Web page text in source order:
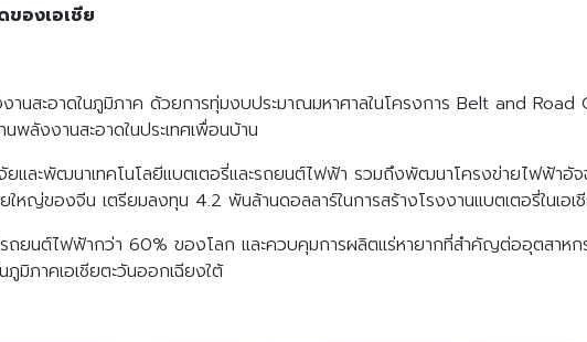
องเอเชีย
านสะอาดในภูมิภาค ด้วยการทุ่มงบประมาณมหาศาลในโครงการ Belt and
ลังงานสะอาดในประเทศเพื่อนบ้าน
และพัฒนาเทคโนโลยีแบตเตอรี่และรถยนต์ไฟฟ้า รวมถึงพัฒนาโครงข่ายไฟฟ้าอัจฉ
ญ่ของจีน เตรียมลงทุน 4.2 พันล้านดอลลาร์ในการสร้างโรงงานแบตเตอรี่ในเอเ
ถยนต์ไฟฟ้ากว่า 60% ของโลก และควบคุมการผลิตแร่หายากที่สำคัญต่ออุตสาห
มิภาคเอเชียตะวันออกเฉียงใต้